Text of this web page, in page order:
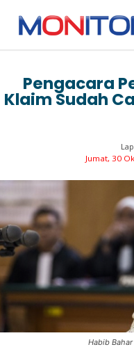
HUKUM
Pengacara
Klaim Sudah
Jumat, 30
Habib